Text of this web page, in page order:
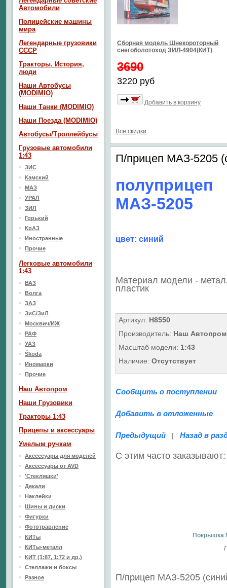
Сборная модель Шнекороторный
снегоболотоход ЗИЛ-4904(КИТ)
3690
3220 руб
Добавить в корзину
Все скидки
П/прицеп МАЗ-5205
полуприцеп
МАЗ-5205
цвет: синий
Материал модели -
пластик
Артикул: H8550
Производитель: Наш Автопром
Масштаб модели: 1:43
Наличие: Отсутствует
Сообщить о поступлении
Добавить в отложенные
Предыдущий | Назад в
С этим часто заказывают:
Покрышка
П/прицеп МАЗ-5205
Автомобили
Полицейские машины
мира
Легендарные грузовики
СССР
Тракторы. История,
люди
Наши Автобусы
(MODIMIO)
Наши Танки (MODIMIO)
Наши Поезда (MODIMIO)
Автобусы/Троллейбусы
Грузовые автомобили
1:43
ЗИС
Камский
МАЗ
УРАЛ
ЗИЛ
Горький
КрАЗ
Иностранные
Прочие
Легковые автомобили
1:43
ВАЗ
Волга
ЗАЗ
ЗиС/ЗиЛ
Москвич/ИЖ
РАФ
УАЗ
Škoda
Иномарки
Прочие
Наш Aвтопром
Наши Грузовики
Тракторы 1:43
Прицепы и аксессуары
Умелым ручкам
Аксессуары для моделей
Аксессуары от AVD
'Стекляшки'
Декали
Наклейки
Шины и диски
Фигурки
Фототравление
КИТы
КИТы-металл
КИТ (1:87, 1:72 и др.)
Стеллажи и боксы
Разное